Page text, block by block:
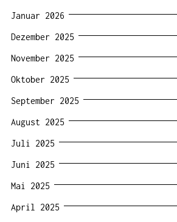
Januar 2026
Dezember 2025
November 2025
Oktober 2025
September 2025
August 2025
Juli 2025
Juni 2025
Mai 2025
April 2025